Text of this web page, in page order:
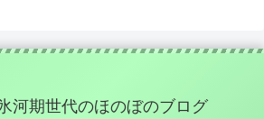
河期世代のほのぼのブログ